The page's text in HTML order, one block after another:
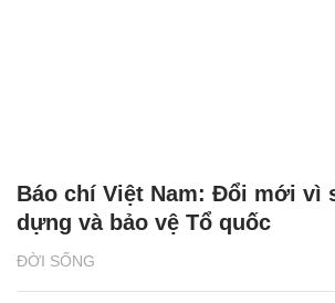
ĐỜI SỐNG
Báo chí Việt Nam: Đổi mới vì
dựng và bảo vệ Tổ quốc